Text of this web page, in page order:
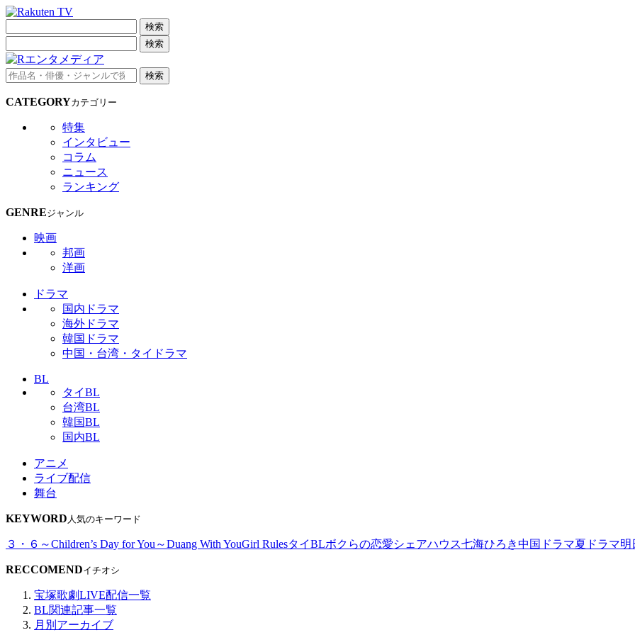
検索
検索
検索
CATEGORYカテゴリー
特集
インタビュー
コラム
ニュース
ランキング
GENREジャンル
映画
邦画
洋画
ドラマ
国内ドラマ
海外ドラマ
韓国ドラマ
中国・台湾・タイドラマ
BL
タイBL
台湾BL
韓国BL
国内BL
アニメ
ライブ配信
舞台
KEYWORD 人気のキーワード
３・６～Children’s Day for You～Duang With YouGirl RulesタイBLボクらの恋愛シェアハウス七海ひろき中国ドラマ夏ドラマ明
RECCOMENDイチオシ
宝塚歌劇LIVE配信一覧
BL関連記事一覧
月別アーカイブ